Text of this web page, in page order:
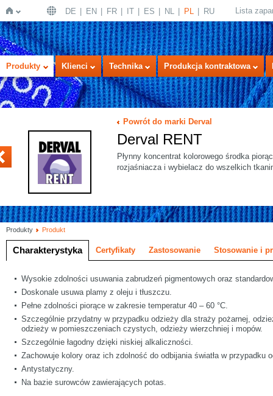
Strona
DE EN FR IT ES NL PL RU Lista
Produkty Klienci Technika Produkcja kontraktowa
Powrót do marki Derval
Derval RENT
Płynny koncentrat kolorowego środka
rozjaśniacza i wybielacz do wszelkich
Produkty Produkt
Charakterystyka Certyfikaty Zastosowanie Stosowanie i
Wysokie zdolności usuwania zabrudzeń pigmentowych oraz
Doskonale usuwa plamy z oleju i tłuszczu.
Pełne zdolności piorące w zakresie temperatur 40 – 60 °C.
Szczególnie przydatny w przypadku odzieży dla straży pożarnej,
odzieży w pomieszczeniach czystych, odzieży wierzchniej i mopów.
Szczególnie łagodny dzięki niskiej alkaliczności.
Zachowuje kolory oraz ich zdolność do odbijania światła w przypadku
Antystatyczny.
Na bazie surowców zawierających potas.